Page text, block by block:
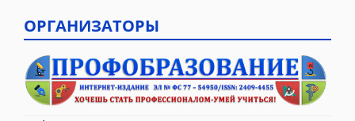
ОРГАНИЗАТОРЫ